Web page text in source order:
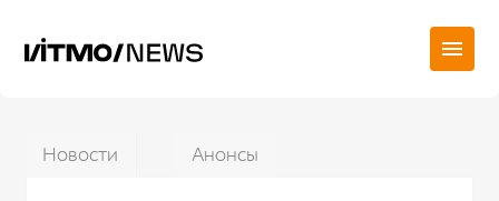
Новости Анонсы